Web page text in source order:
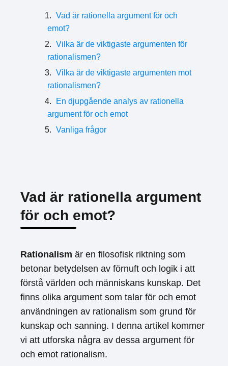
Vad är rationella argument för och
emot?
Vilka är de viktigaste argumenten för
rationalismen?
Vilka är de viktigaste argumenten mot
rationalismen?
En djupgående analys av rationella
argument för och emot
Vanliga frågor
Vad är rationella argument
för och emot?
Rationalism är en filosofisk riktning som
betonar betydelsen av förnuft och logik i att
förstå världen och människans kunskap. Det
finns olika argument som talar för och emot
användningen av rationalism som grund för
kunskap och sanning. I denna artikel kommer
vi att utforska några av dessa argument för
och emot rationalism.